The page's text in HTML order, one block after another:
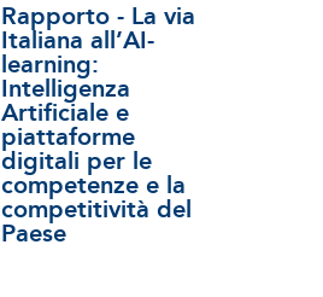
Rapporto - La via
Italiana all’AI-
learning:
Intelligenza
Artificiale e
piattaforme
digitali per le
competenze e la
competitività del
Paese